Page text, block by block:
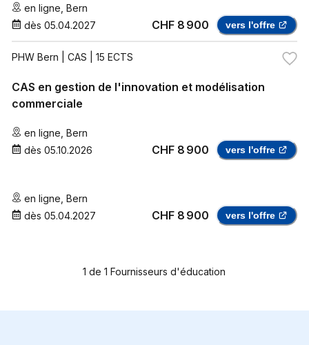
en ligne Bern
dès 05.04.2027 CHF 8 900 vers l'offre
PHW Bern | CAS | 15 ECTS
CAS en gestion de l'innovation et modélisation
commerciale
en ligne Bern
dès 05.10.2026 CHF 8 900 vers l'offre
en ligne Bern
dès 05.04.2027 CHF 8 900 vers l'offre
1 de 1 Fournisseurs d'éducation